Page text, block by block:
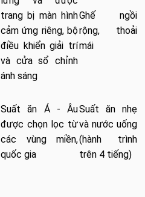
trang bị màn hình
cảm ứng riêng, bộ
điều khiển giải trí
và cửa sổ chỉnh
ánh sáng
Ghế ngồi
rộng, thoải
mái
Suất ăn Á - Âu
được chọn lọc từ
các vùng miền,
quốc gia
Suất ăn nhẹ
và nước uống
(hành trình
trên 4 tiếng)